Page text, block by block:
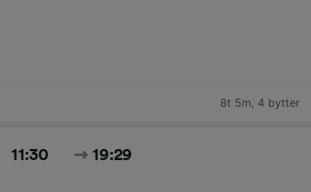
8t 5m, 4 bytter
11:30 19:29